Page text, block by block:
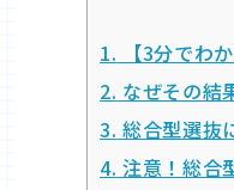
1. 【3分でわ
2. なぜその結
3. 総合型選抜
4. 注意！総合